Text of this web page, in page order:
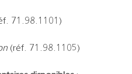
71.98.1101)
(réf. 71.98.1105)